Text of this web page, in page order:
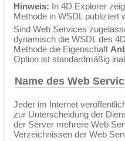
Hinweis: In 4D Explorer
Methode in WSDL publiziert
Sind Web Services
dynamisch die WSDL des
Methode die Eigenschaft
Option ist standardmäßig
Name des Web
Jeder im Internet
zur Unterscheidung der
der Server mehrere Web
Verzeichnissen der Web